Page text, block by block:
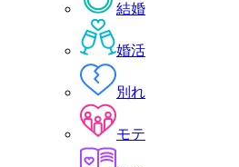
結婚
婚活
別れ
モテ